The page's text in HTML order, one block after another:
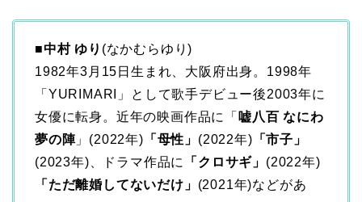
■中村 ゆり (なかむらゆり)
1982年3月15日生まれ、大阪府出身。1998年
「YURIMARI」として歌手デビュー後2003年に
女優に転身。近年の映画作品に「 嘘八百 なにわ
夢の陣」(2022年) 「母性」 (2022年) 「市子」
(2023年)、ドラマ作品に
「クロサギ」 (2022年)
「ただ離婚してないだけ」 (2021年)などがあ